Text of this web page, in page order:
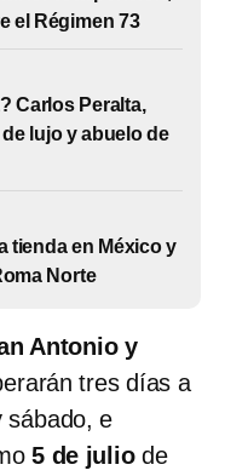
el Régimen 73
Carlos Peralta,
lujo y abuelo de
tienda en México y
Norte
Antonio y
tres días a
sábado, e
5 de juliode